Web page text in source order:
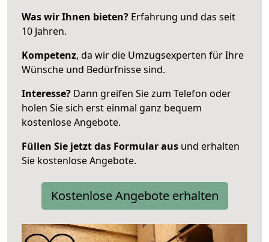
Was wir Ihnen bieten? Erfahrung und das seit
10 Jahren.
Kompetenz, da wir die Umzugsexperten für Ihre
Wünsche und Bedürfnisse sind.
Interesse? Dann greifen Sie zum Telefon oder
holen Sie sich erst einmal ganz bequem
kostenlose Angebote.
Füllen Sie jetzt das Formular aus und erhalten
Sie kostenlose Angebote.
Kostenlose Angebote erhalten